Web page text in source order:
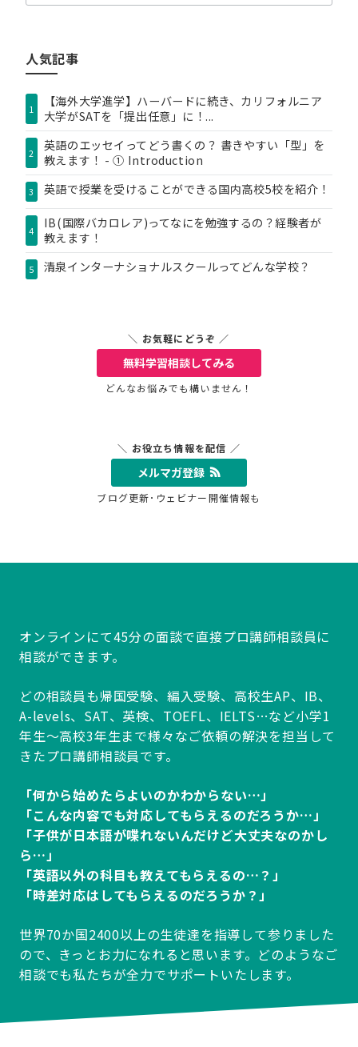
ー
人気記事
1
【海外大学進学】ハーバードに続き、カリフォルニア
大学がSATを「提出任意」に！...
2
英語のエッセイってどう書くの？ 書きやすい「型」を
教えます！ - ① Introduction
3 英語で授業を受けることができる国内高校5校を紹介！
4
IB(国際バカロレア)ってなにを勉強するの？経験者が
教えます！
5 清泉インターナショナルスクールってどんな学校？
＼ お気軽にどうぞ ／
無料学習相談してみる
どんなお悩みでも構いません！
＼ お役立ち情報を配信 ／
メルマガ登録
ブログ更新･ウェビナー開催情報も
オンラインにて45分の面談で直接プロ講師相談員に
相談ができます。
どの相談員も帰国受験、編入受験、高校生AP、IB、
A-levels、SAT、英検、TOEFL、IELTS…など小学1
年生～高校3年生まで様々なご依頼の解決を担当して
きたプロ講師相談員です。
「何から始めたらよいのかわからない…」
「こんな内容でも対応してもらえるのだろうか…」
「子供が日本語が喋れないんだけど大丈夫なのかし
ら…」
「英語以外の科目も教えてもらえるの…？」
「時差対応はしてもらえるのだろうか？」
世界70か国2400以上の生徒達を指導して参りました
ので、きっとお力になれると思います。どのようなご
相談でも私たちが全力でサポートいたします。